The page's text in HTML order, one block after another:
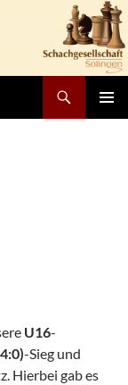
U16-
-Sieg und
Hierbei gab es